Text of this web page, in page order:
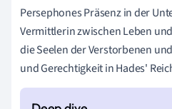
Persephones Präsenz in der
Vermittlerin zwischen Leben
die Seelen der Verstorbenen
und Gerechtigkeit in Hades'